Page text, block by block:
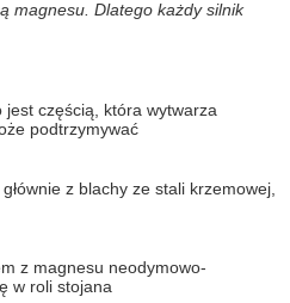
magnesu. Dlatego każdy silnik
częścią, która wytwarza
podtrzymywać
z blachy ze stali krzemowej,
z magnesu neodymowo-
w roli stojana